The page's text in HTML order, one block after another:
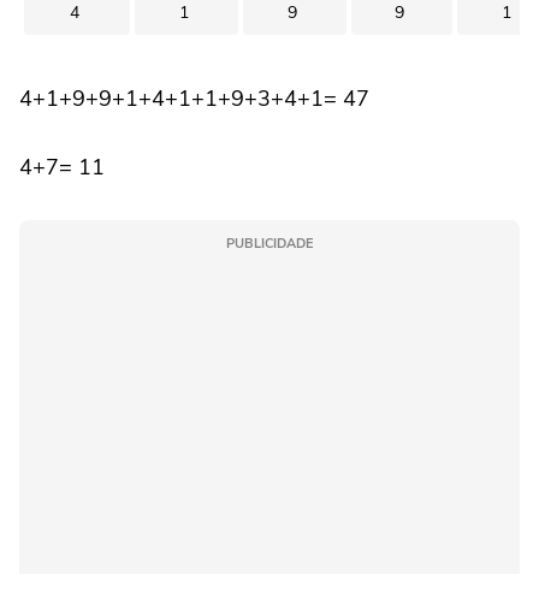
4 1 9 9 1
4+1+9+9+1+4+1+1+9+3+4+1= 47
4+7= 11
PUBLICIDADE